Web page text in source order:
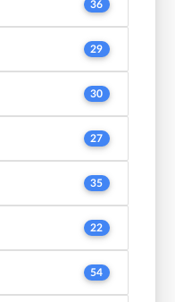
36
29
30
27
35
22
54